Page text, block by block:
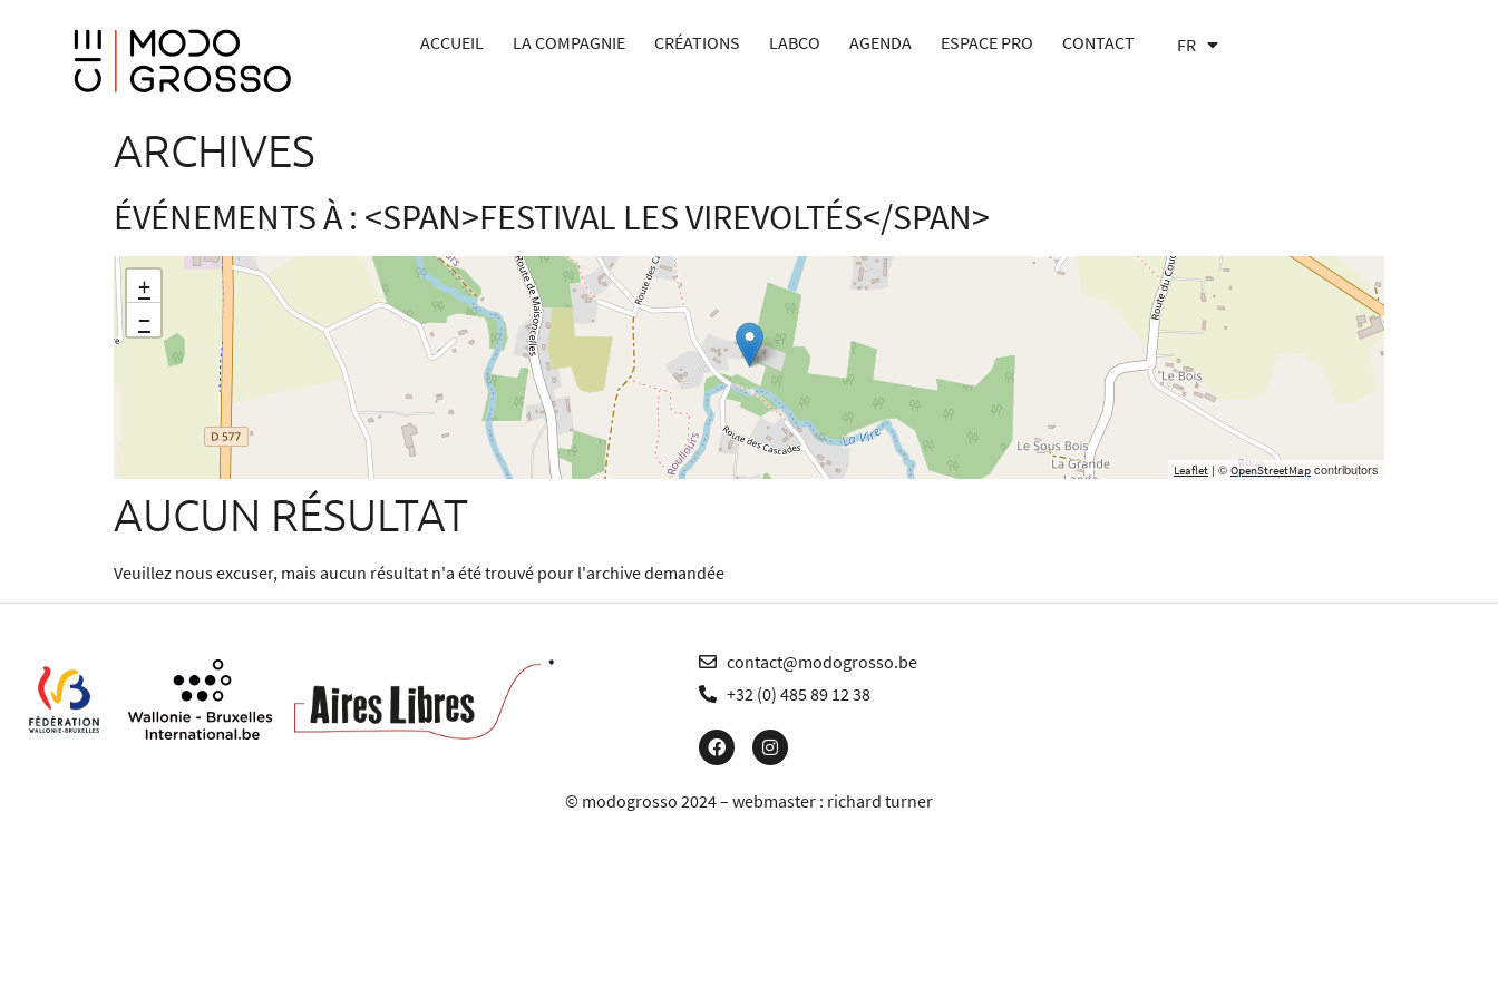
ACCUEIL LA COMPAGNIE CRÉATIONS LABCO AGENDA ESPACE PRO CONTACT FR
EN
ARCHIVES
ÉVÉNEMENTS À : <SPAN>FESTIVAL LES VIREVOLTÉS</SPAN>
+
−
Leaflet | © OpenStreetMap contributors
AUCUN RÉSULTAT
Veuillez nous excuser, mais aucun résultat n'a été trouvé pour l'archive demandée
contact@modogrosso.be
+32 (0) 485 89 12 38
© modogrosso 2024 – webmaster : richard turner